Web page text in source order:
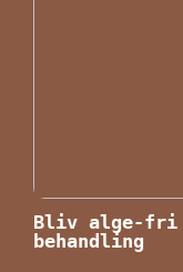
Bliv alge-fri
behandling